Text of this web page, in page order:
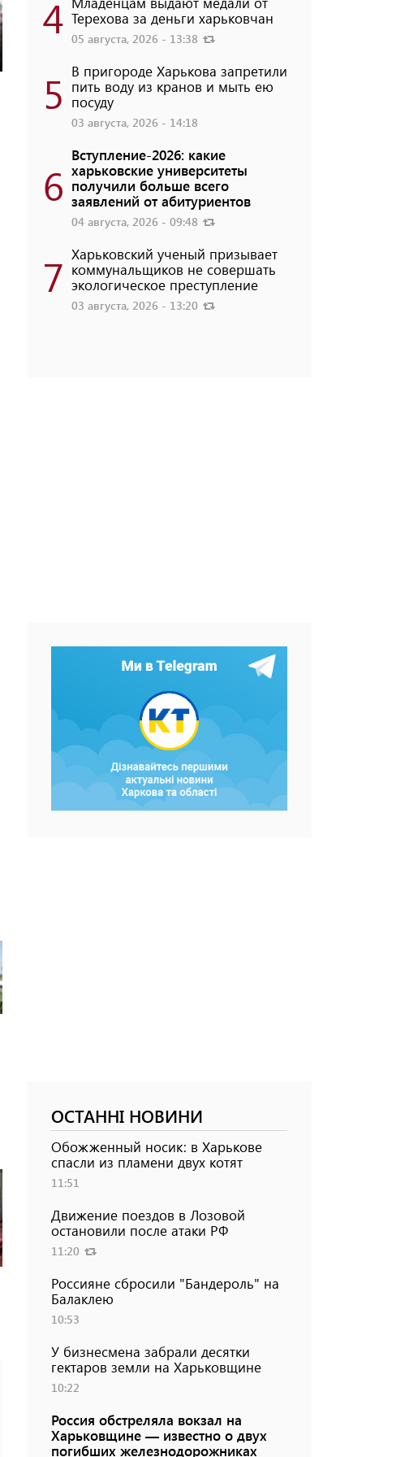
4 Терехова за деньги харьковчан
05 августа, 2026 - 13:38
5 В пригороде Харькова запретили
пить воду из кранов и мыть ею
посуду
03 августа, 2026 - 14:18
6
Вступление-2026: какие
харьковские университеты
получили больше всего
заявлений от абитуриентов
04 августа, 2026 - 09:48
7 Харьковский ученый призывает
коммунальщиков не совершать
экологическое преступление
03 августа, 2026 - 13:20
ОСТАННІ НОВИНИ
Обожженный носик: в Харькове
спасли из пламени двух котят
11:51
Движение поездов в Лозовой
остановили после атаки РФ
11:20
Россияне сбросили "Бандероль" на
Балаклею
10:53
У бизнесмена забрали десятки
гектаров земли на Харьковщине
10:22
Россия обстреляла вокзал на
Харьковщине — известно о двух
погибших железнодорожниках